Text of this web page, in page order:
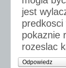
jest
pokaznie
rozeslac
Odpowiedz